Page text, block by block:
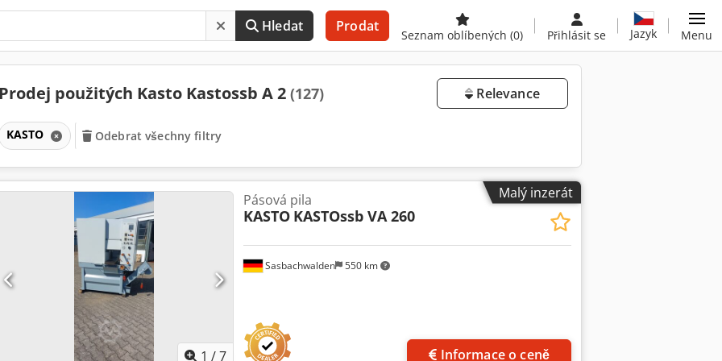
Hledat Prodat
Seznam oblíbených (0) Přihlásit se Jazyk Menu
Prodej použitých Kasto Kastossb A 2 (127) Relevance
KASTO Odebrat všechny filtry
Malý inzerát
1 /7
Sasbachwalden 550 km
Pásová pila
KASTO KASTOssb VA 260
Informace o ceně